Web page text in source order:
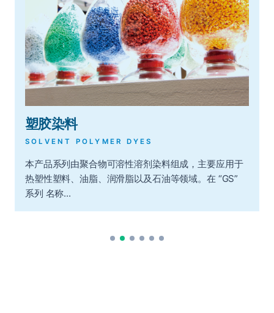
塑胶染料
SOLVENT POLYMER DYES
本产品系列由聚合物可溶性溶剂染料组成，主要应用于
热塑性塑料、油脂、润滑脂以及石油等领域。在 “GS”
系列 名称...